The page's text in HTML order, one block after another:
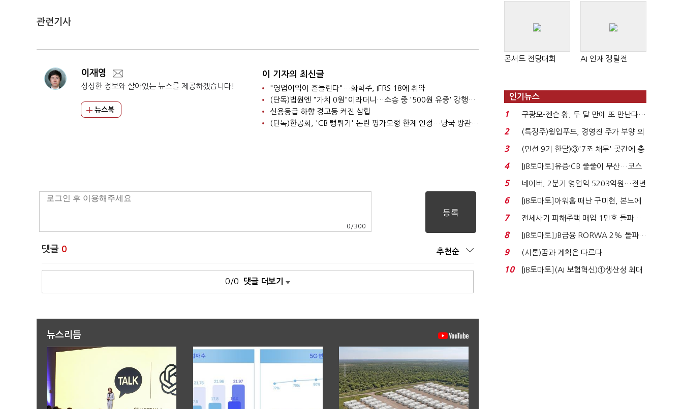
관련기사
이재영
싱싱한 정보와 살아있는 뉴스를 제공하겠습니다!
뉴스북
이 기자의 최신글
"영업이익이 흔들린다"…화학주, IFRS 18에 취약
(단독)법원엔 "가치 0원"이라더니…소송 중 '500원 유증' 강행한 라인게임즈
신용등급 하향 경고등 켜진 삼립
(단독)한공회, 'CB 뻥튀기' 논란 평가모형 한계 인정…당국 방관 속 장부 왜곡 수두룩
0 /300
댓글 0 추천순
0/0 댓글 더보기
뉴스리듬
콘서트 전당대회 AI 인재 쟁탈전
인기뉴스
1
구광모-젠슨 황, 두 달 만에 또 만난다…
로봇·AI 등 논...
2
(특징주)윙입푸드, 경영진 주가 부양 의
지에 상한가...
3
(민선 9기 한달)③'7조 채무' 곳간에 충
격…추미애, 20년...
4
[IB토마토]유증·CB 줄줄이 무산…코스
닥 벌점 급증에 ...
5
네이버, 2분기 영업익 5203억원…전년
비 0.2% 감소...
6
[IB토마토]아워홈 떠난 구미현, 본느에
340억 베팅…가...
7
전세사기 피해주택 매입 1만호 돌파…
누적 피해자 4만2...
8
[IB토마토]JB금융 RORWA 2% 돌파…
실적 견인은 은행 ...
9 (시론)꿈과 계획은 다르다
10
[IB토마토](AI 보험혁신)①생산성 최대